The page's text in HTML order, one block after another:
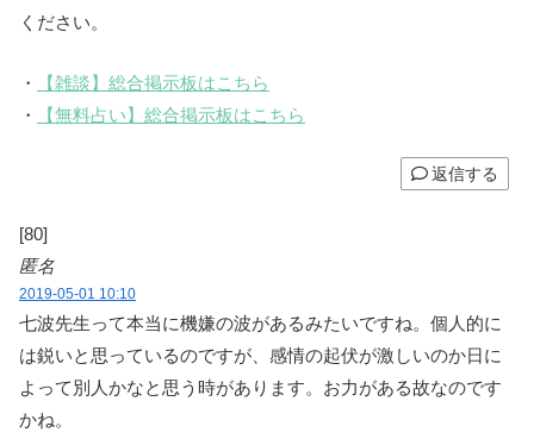
ください。
・
【雑談】総合掲示板はこちら
・
【無料占い】総合掲示板はこちら
返信する
[80]
匿名
2019-05-01 10:10
七波先生って本当に機嫌の波があるみたいですね。個人的に
は鋭いと思っているのですが、感情の起伏が激しいのか日に
よって別人かなと思う時があります。お力がある故なのです
かね。